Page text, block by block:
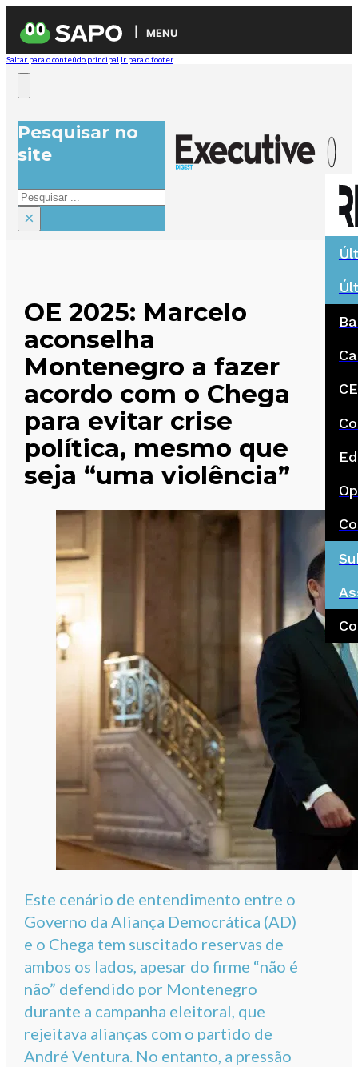
MENU
Saltar para o conteúdo principal Ir para o footer
Pesquisar no
site
Pesquisar
×
OE 2025: Marcelo
aconselha
Montenegro a fazer
acordo com o Chega
para evitar crise
política, mesmo que
seja “uma violência”
Este cenário de entendimento entre o
Governo da Aliança Democrática (AD)
e o Chega tem suscitado reservas de
ambos os lados, apesar do firme “não é
não” defendido por Montenegro
durante a campanha eleitoral, que
rejeitava alianças com o partido de
André Ventura. No entanto, a pressão